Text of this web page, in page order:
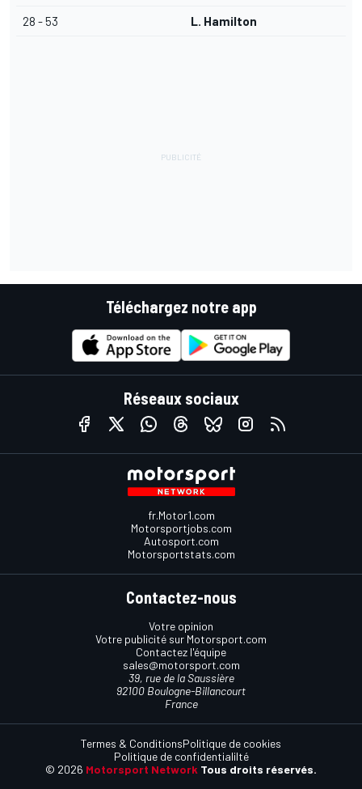
28 - 53 L. Hamilton
Téléchargez notre app
Réseaux sociaux
fr.Motor1.com
Motorsportjobs.com
Autosport.com
Motorsportstats.com
Contactez-nous
Votre opinion
Votre publicité sur Motorsport.com
Contactez l'équipe
sales@motorsport.com
39, rue de la Saussière
92100 Boulogne-Billancourt
France
© 2026 Motorsport Network Tous droits réservés.
Termes & ConditionsPolitique de cookies
Politique de confidentialilté